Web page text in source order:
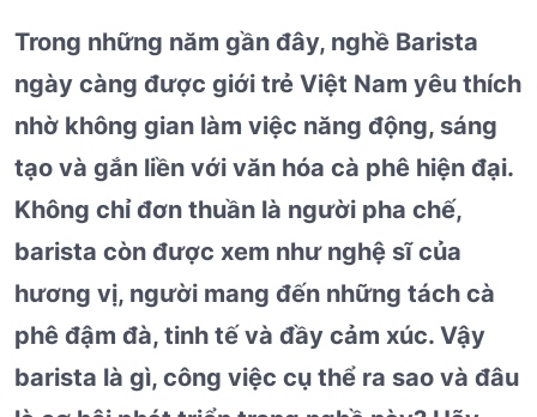
Trong những năm gần đây, nghề Barista
ngày càng được giới trẻ Việt Nam yêu thích
nhờ không gian làm việc năng động, sáng
tạo và gắn liền với văn hóa cà phê hiện đại.
Không chỉ đơn thuần là người pha chế,
barista còn được xem như nghệ sĩ của
hương vị, người mang đến những tách cà
phê đậm đà, tinh tế và đầy cảm xúc. Vậy
barista là gì, công việc cụ thể ra sao và đâu